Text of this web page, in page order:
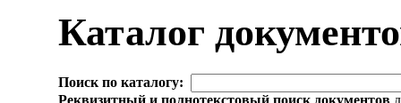
Каталог
Поиск по каталогу: